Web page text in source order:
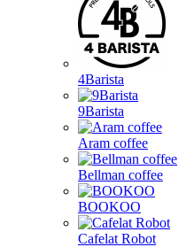
4Barista
9Barista
Aram coffee
Bellman coffee
BOOKOO
Cafelat Robot